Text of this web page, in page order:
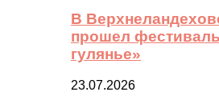
В
прошел
гулянье»
23.07.2026